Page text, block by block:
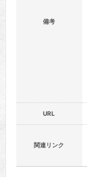
備考
URL
関連リンク